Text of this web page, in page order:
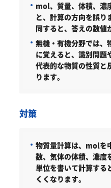
mol、質量、体積、濃
と、計算の方向を誤り
同すると、答えの数値
無機・有機分野では、
に覚えると、識別問題
代表的な物質の性質と
ります。
対策
物質量計算は、molを
数、気体の体積、濃度
単位を書いて計算する
くくなります。